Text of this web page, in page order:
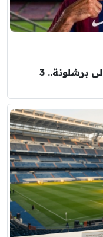
عاجل : رودري يوافق على الانتقال الى برشلونة.. 3